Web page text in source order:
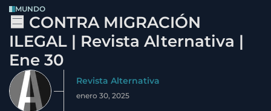
MUNDO
🟦 CONTRA MIGRACIÓN
ILEGAL | Revista Alternativa |
Ene 30
Revista Alternativa
enero 30, 2025